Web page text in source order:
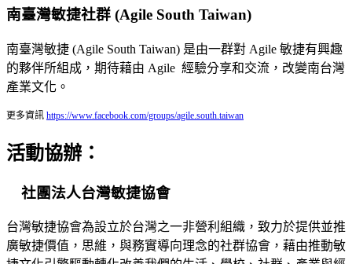
南臺灣敏捷社群 (Agile South Taiwan)
南臺灣敏捷 (Agile South Taiwan) 是由一群對 Agile 敏捷有興趣
的夥伴所組成，期待藉由 Agile 經驗分享和交流，改變南台灣
產業文化。
更多資訊 https://www.facebook.com/groups/agile.south.taiwan
活動協辦：
社團法人台灣敏捷協會
台灣敏捷協會為設立於台灣之一非營利組織，致力於提供並推
廣敏捷價值，思維，與務實導向理念的社群協會，藉由推動敏